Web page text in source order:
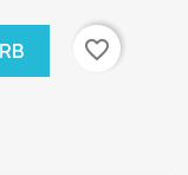
favorite_border